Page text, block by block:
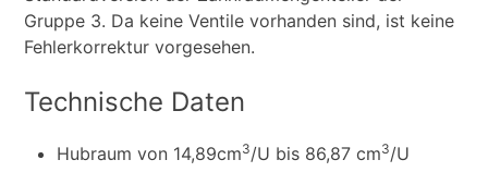
Gruppe 3. Da keine Ventile vorhanden sind, ist keine
Fehlerkorrektur vorgesehen.
Technische Daten
Hubraum von 14,89cm3/U bis 86,87 cm3/U